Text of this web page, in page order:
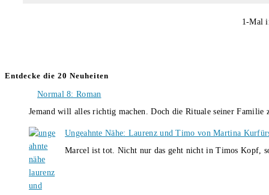
1-Mal
Entdecke die 20 Neuheiten
Normal 8: Roman
Jemand will alles richtig machen. Doch die Rituale seiner
Ungeahnte Nähe: Laurenz und Timo von Martina
Marcel ist tot. Nicht nur das geht nicht in Timos Kopf,